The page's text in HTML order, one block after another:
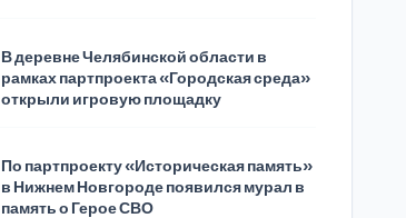
В деревне Челябинской области в
рамках партпроекта «Городская среда»
открыли игровую площадку
По партпроекту «Историческая память»
в Нижнем Новгороде появился мурал в
память о Герое СВО